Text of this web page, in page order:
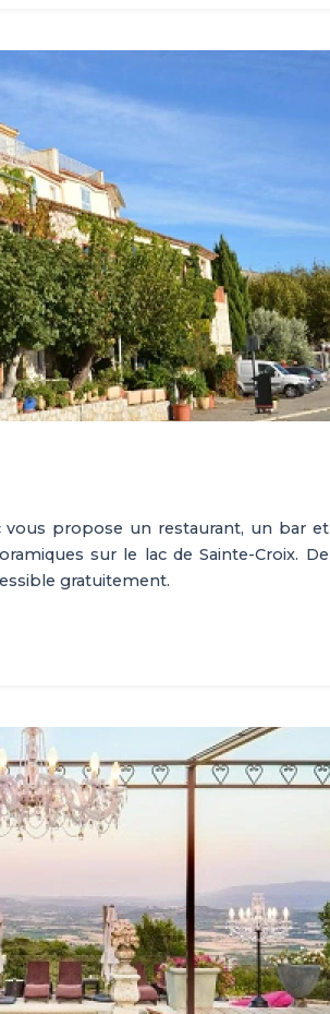
vous propose un restaurant, un bar et
sur le lac de Sainte-Croix. De
gratuitement.